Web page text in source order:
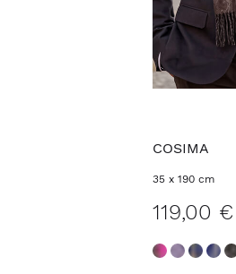
COSIMA
35 x 190 cm
119,00 €